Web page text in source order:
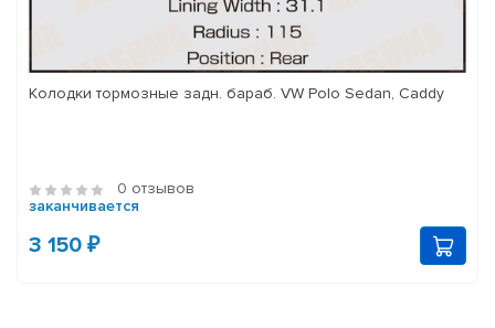
Колодки тормозные задн. бараб. VW Polo Sedan, Caddy
0 отзывов
заканчивается
3 150 ₽